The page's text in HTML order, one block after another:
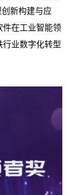
新构建与应
件在工业智能领
业数字化转型